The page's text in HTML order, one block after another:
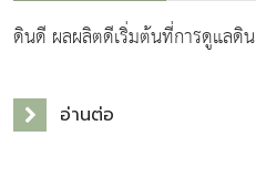
ดินดี ผลผลิตดีเริ่มต้นที่การดูแลดิน
อ่านต่อ